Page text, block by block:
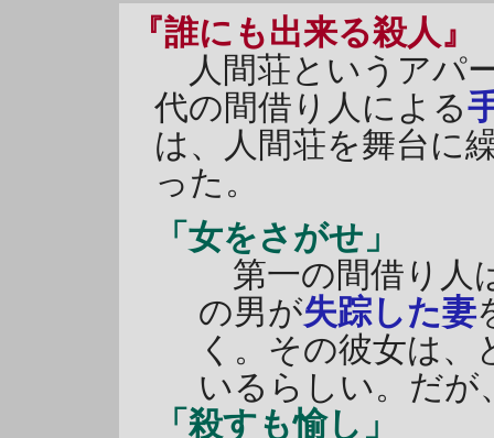
『誰にも出来る殺人』
人間荘というアパ
代の間借り人による
は、人間荘を舞台に
った。
「女をさがせ」
第一の間借り人
の男が失踪した妻
く。その彼女は
いるらしい。だ
「殺すも愉し」